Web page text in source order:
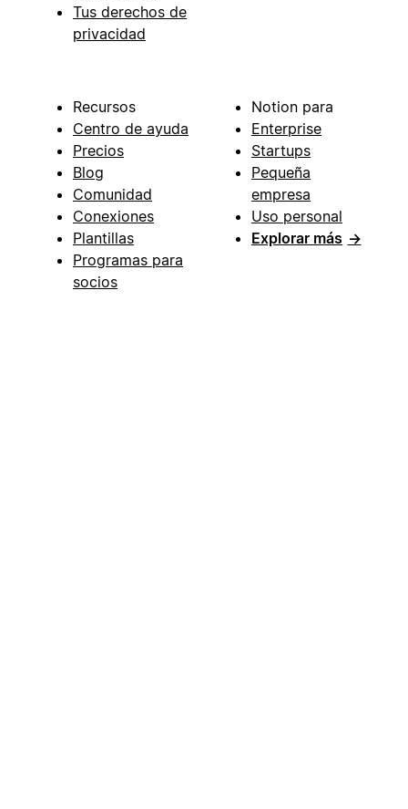
Tus derechos de
privacidad
Recursos
Centro de ayuda
Precios
Blog
Comunidad
Conexiones
Plantillas
Programas para
socios
Notion para
Enterprise
Startups
Pequeña
empresa
Uso personal
Explorar más →